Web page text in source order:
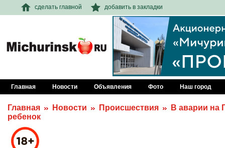
сделать главной добавить в закладки
Главная Новости Объявления Фото Наш город
Главная Новости Происшествия
В аварии на
ребенок